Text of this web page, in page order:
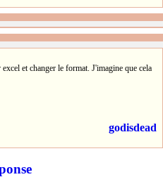
et changer le format. J'imagine que cela
godisdead